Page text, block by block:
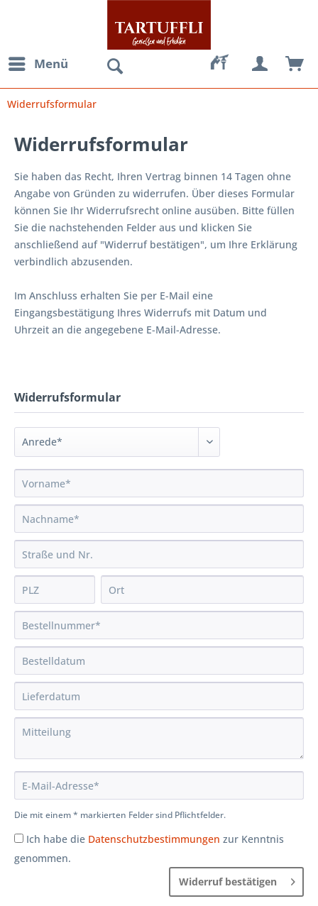
Menü
Widerrufsformular
Widerrufsformular
Sie haben das Recht, Ihren Vertrag binnen 14 Tagen ohne
Angabe von Gründen zu widerrufen. Über dieses Formular
können Sie Ihr Widerrufsrecht online ausüben. Bitte füllen
Sie die nachstehenden Felder aus und klicken Sie
anschließend auf "Widerruf bestätigen", um Ihre Erklärung
verbindlich abzusenden.
Im Anschluss erhalten Sie per E-Mail eine
Eingangsbestätigung Ihres Widerrufs mit Datum und
Uhrzeit an die angegebene E-Mail-Adresse.
Widerrufsformular
Die mit einem * markierten Felder sind Pflichtfelder.
Ich habe die Datenschutzbestimmungen zur Kenntnis
genommen.
Widerruf bestätigen